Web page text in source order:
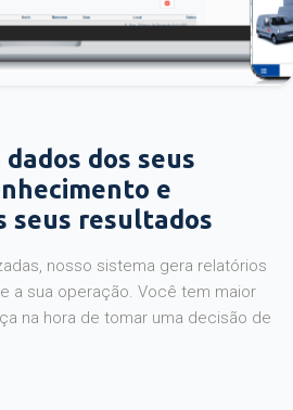
dos seus
e
seus resultados
nosso sistema gera relatórios
a sua operação. Você tem maior
na hora de tomar uma decisão de